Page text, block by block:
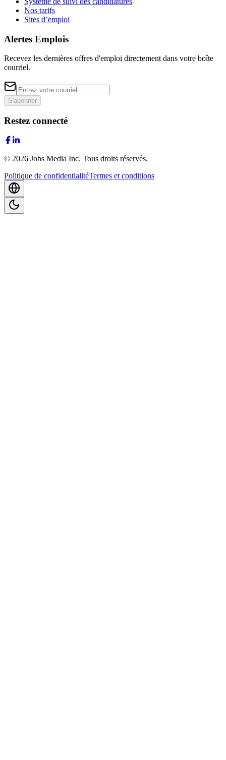
Nos tarifs
Sites d’emploi
Alertes Emplois
Recevez les dernières offres d'emploi directement dans votre boîte
courriel.
S'abonner
Restez connecté
© 2026 Jobs Media Inc. Tous droits réservés.
Politique de confidentialitéTermes et conditions